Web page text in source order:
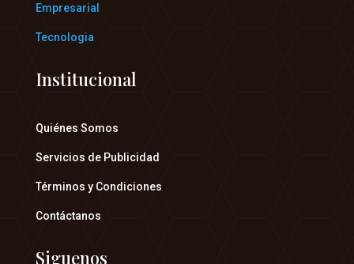
Empresarial
Tecnologia
Institucional
Quiénes Somos
Servicios de Publicidad
Términos y Condiciones
Contáctanos
Siguenos